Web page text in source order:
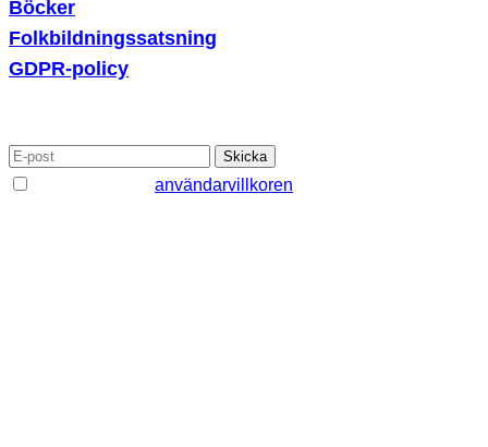
Böcker
Folkbildningssatsning
GDPR-policy
användarvillkoren